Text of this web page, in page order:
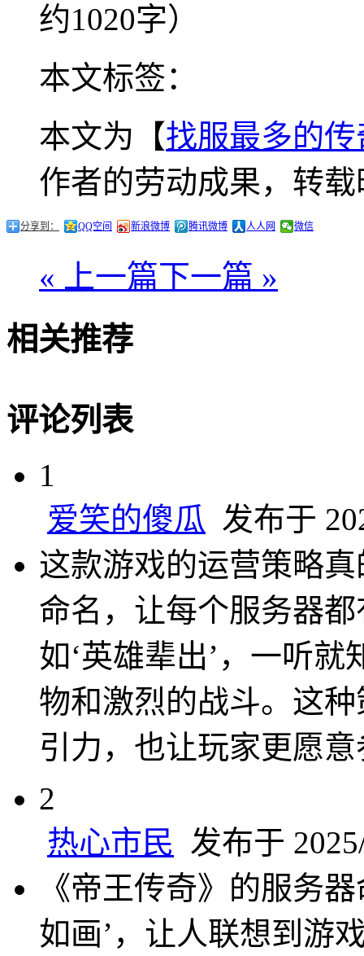
约1020字）
本文标签：
本文为【找服最多的
作者的劳动成果，转
分享到： QQ空间 新浪微博 腾讯微博 人人网 微信
« 上一篇下一篇 »
相关推荐
评论列表
1
爱笑的傻瓜 发布于
这款游戏的运营策略
命名，让每个服务器
如‘英雄辈出’，一听
物和激烈的战斗。这
引力，也让玩家更愿
2
热心市民 发布于
《帝王传奇》的服务
如画’，让人联想到游